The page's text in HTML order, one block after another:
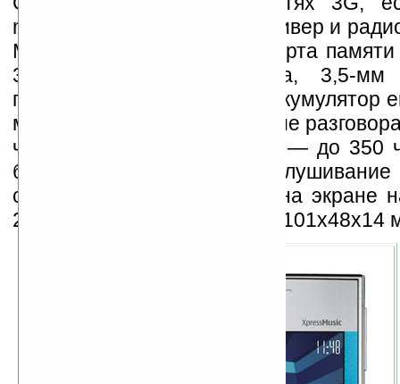
microUSB-разъем, GPS-ресивер и
МБ встроенной памяти и карта
3,2-мегапиксельная камера, 3,5-
подключения наушников. Аккумулятор
мАч, ресурс работы в режиме
часов, в режиме ожидания — до 350
батарейки хватает на
со световыми эффектами на экране
26 часов. Размеры новинки 101x48x14